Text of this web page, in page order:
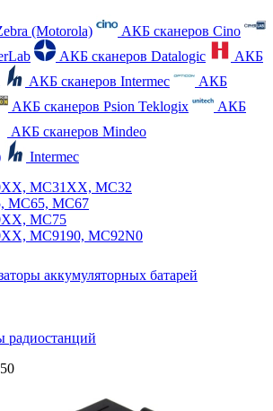
(Motorola)
АКБ сканеров Cino
АКБ сканеров Datalogic
АКБ
АКБ сканеров Intermec
АКБ
АКБ сканеров Psion Teklogix
АКБ
АКБ сканеров Mindeo
Intermec
MC31XX, MC32
MC65, MC67
MC75
MC9190, MC92N0
аккумуляторных батарей
радиостанций